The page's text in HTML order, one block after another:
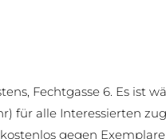
Fechtgasse 6. Es ist
für alle Interessierten
gegen